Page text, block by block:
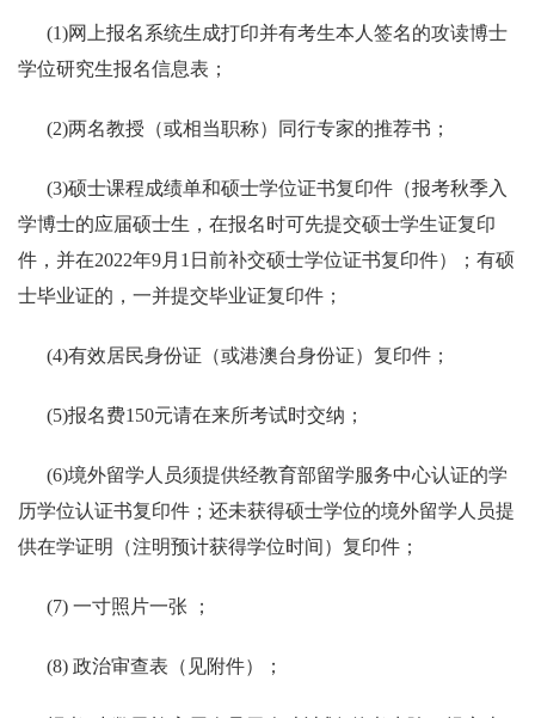
(1)网上报名系统生成打印并有考生本人签名的攻读博士
学位研究生报名信息表；
(2)两名教授（或相当职称）同行专家的推荐书；
(3)硕士课程成绩单和硕士学位证书复印件（报考秋季入
学博士的应届硕士生，在报名时可先提交硕士学生证复印
件，并在2022年9月 1 日前补交硕士学位证书复印件）；有硕
士毕业证的，一并提交毕业证复印件；
(4)有效居民身份证（或港澳台身份证）复印件；
(5)报名费150元请在来所考试时交纳；
(6)境外留学人员须提供经教育部留学服务中心认证的学
历学位认证书复印件；还未获得硕士学位的境外留学人员提
供在学证明（注明预计获得学位时间）复印件；
(7) 一寸照片一张 ；
(8) 政治审查表（见附件）；